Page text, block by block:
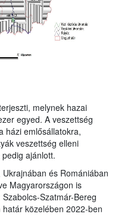
melynek hazai
egyed. A veszettség
házi emlősállatokra,
veszettség elleni
ajánlott.
és Romániában
Magyarországon is
Szatmár-Bereg
közelében 2022-ben